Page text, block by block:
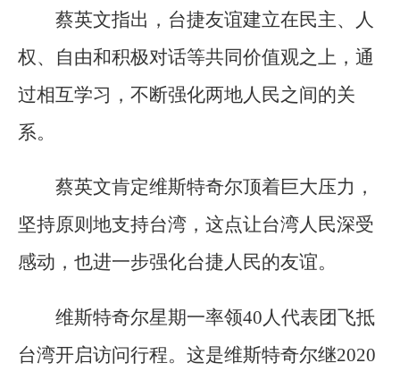
蔡英文指出，台捷友谊建立在民主、人
权、自由和积极对话等共同价值观之上，通
过相互学习，不断强化两地人民之间的关
系。
蔡英文肯定维斯特奇尔顶着巨大压力，
坚持原则地支持台湾，这点让台湾人民深受
感动，也进一步强化台捷人民的友谊。
维斯特奇尔星期一率领40人代表团飞抵
台湾开启访问行程。这是维斯特奇尔继2020